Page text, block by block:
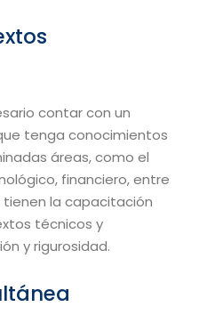
contar con un
tenga conocimientos
áreas, como el
financiero, entre
tienen la capacitación
técnicos y
y rigurosidad.